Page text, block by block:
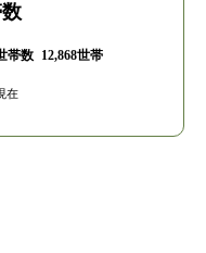
帯数 12,868世帯
在